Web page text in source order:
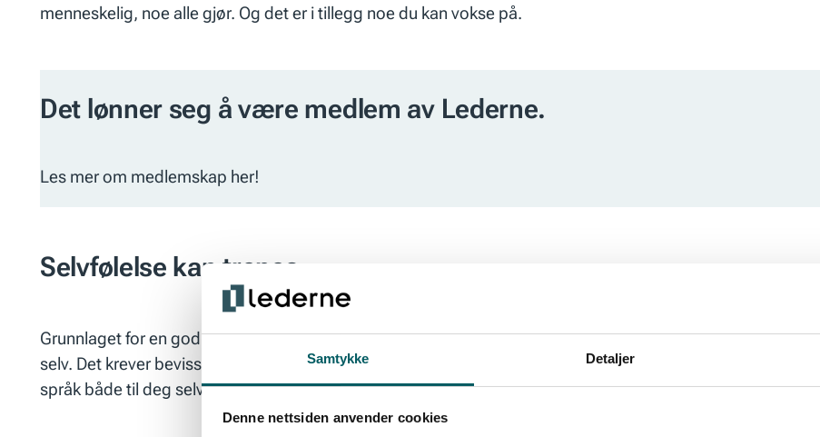
Samtykke Detaljer
Denne nettsiden anvender cookies
menneskelig, noe alle gjør. Og det er i tillegg noe du kan vokse på.
Det lønner seg å være medlem av Lederne.
Les mer om medlemskap her!
Selvfølelse kan trenes
Grunnlaget for en god selvfølelse legges i barndommen, men hvilke erfaringer du får senere i livet kan
selv. Det krever bevissthet og vilje til å jobbe med saken. Det kan for eksempel handle om å bli klar over
språk både til deg selv og andre kan gjøre at du bevarer eller styrker den gode selvfølelsen.